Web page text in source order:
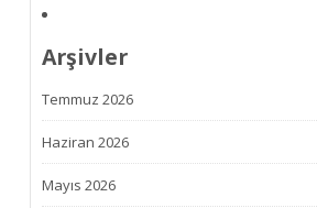
Arşivler
Temmuz 2026
Haziran 2026
Mayıs 2026